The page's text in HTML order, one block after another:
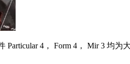
4， Form 4， Mir 3 均